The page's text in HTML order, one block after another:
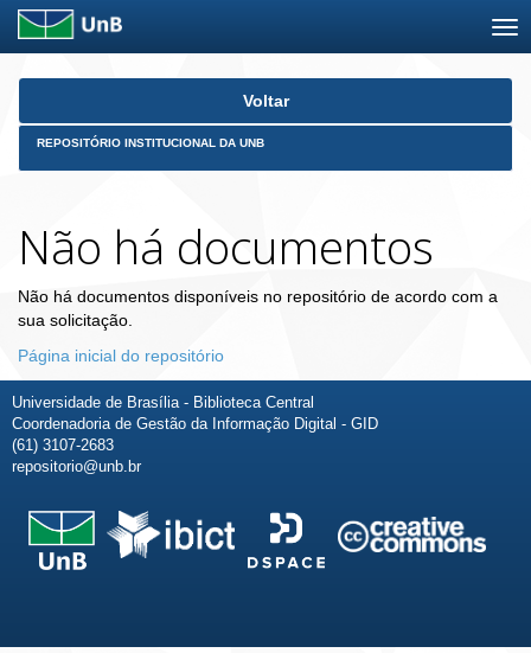
Skip
Voltar
REPOSITÓRIO INSTITUCIONAL DA UNB
Não há documentos
Não há documentos disponíveis no repositório de acordo com a
sua solicitação.
Página inicial do repositório
Universidade de Brasília - Biblioteca Central
Coordenadoria de Gestão da Informação Digital - GID
(61) 3107-2683
repositorio@unb.br